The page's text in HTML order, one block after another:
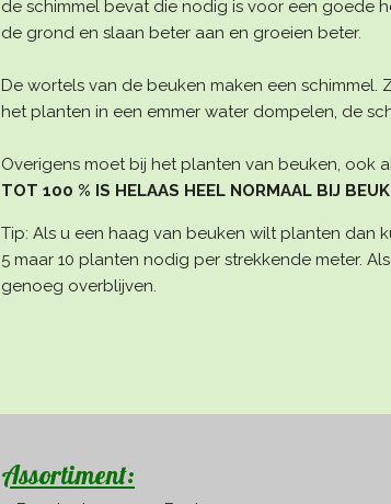
de schimmel bevat die nodig is voor een goede
de grond en slaan beter aan en groeien beter.
De wortels van de beuken maken een schimmel.
het planten in een emmer water dompelen, de
Overigens moet bij het planten van beuken, ook
TOT 100 % IS HELAAS HEEL NORMAAL BIJ
Tip: Als u een haag van beuken wilt planten dan
5 maar 10 planten nodig per strekkende meter.
genoeg overblijven.
Assortiment: